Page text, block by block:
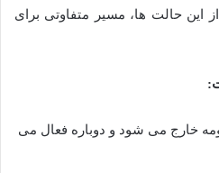
این حالت ها، مسیر متفاوتی برای
خارج می شود و دوباره فعال می